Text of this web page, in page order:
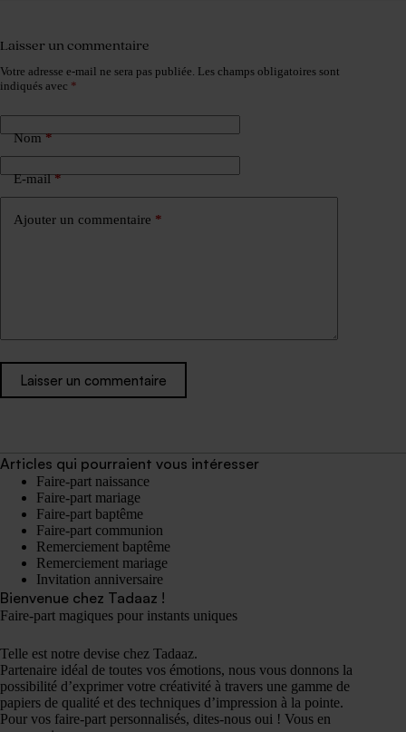
Laisser un commentaire
Votre adresse e-mail ne sera pas publiée. Les champs obligatoires sont
indiqués avec *
Nom*
E-mail*
Ajouter un commentaire *
Laisser un commentaire
Articles qui pourraient vous intéresser
Faire-part naissance
Faire-part mariage
Faire-part baptême
Faire-part communion
Remerciement baptême
Remerciement mariage
Invitation anniversaire
Bienvenue chez Tadaaz !
Faire-part magiques pour instants uniques
Telle est notre devise chez Tadaaz.
Partenaire idéal de toutes vos émotions, nous vous donnons la
possibilité d’exprimer votre créativité à travers une gamme de
papiers de qualité et des techniques d’impression à la pointe.
Pour vos faire-part personnalisés, dites-nous oui ! Vous en